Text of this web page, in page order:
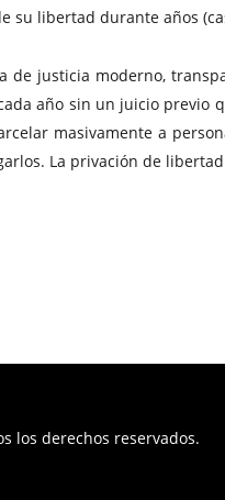
su libertad durante años
de justicia moderno,
año sin un juicio previo
masivamente a
La privación de
los derechos reservados.